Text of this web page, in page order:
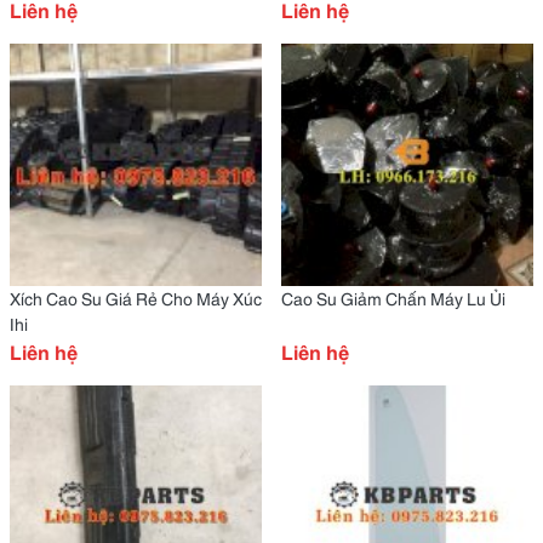
Liên hệ Liên hệ
Xích Cao Su Giá Rẻ Cho Máy Xúc
Ihi
Liên hệ
Cao Su Giảm Chấn Máy Lu Ủi
Liên hệ